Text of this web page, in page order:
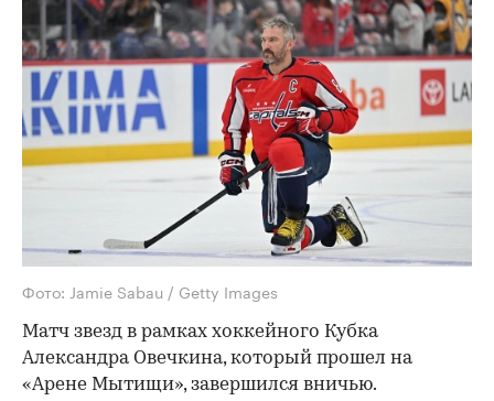
Фото: Jamie Sabau / Getty Images
Матч звезд в рамках хоккейного Кубка
Александра Овечкина, который прошел на
«Арене Мытищи», завершился вничью.